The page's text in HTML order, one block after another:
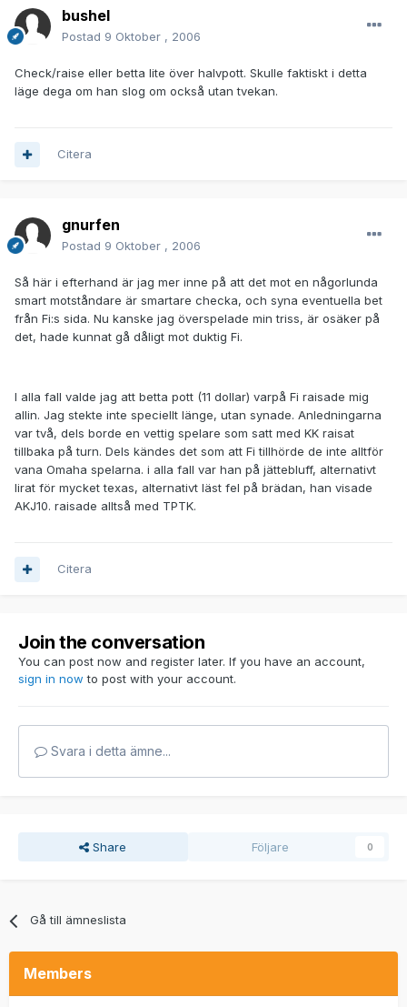
bushel
Postad 9 Oktober , 2006
Check/raise eller betta lite över halvpott. Skulle faktiskt i detta
läge dega om han slog om också utan tvekan.
Citera
gnurfen
Postad 9 Oktober , 2006
Så här i efterhand är jag mer inne på att det mot en någorlunda
smart motståndare är smartare checka, och syna eventuella bet
från Fi:s sida. Nu kanske jag överspelade min triss, är osäker på
det, hade kunnat gå dåligt mot duktig Fi.
I alla fall valde jag att betta pott (11 dollar) varpå Fi raisade mig
allin. Jag stekte inte speciellt länge, utan synade. Anledningarna
var två, dels borde en vettig spelare som satt med KK raisat
tillbaka på turn. Dels kändes det som att Fi tillhörde de inte alltför
vana Omaha spelarna. i alla fall var han på jättebluff, alternativt
lirat för mycket texas, alternativt läst fel på brädan, han visade
AKJ10. raisade alltså med TPTK.
Citera
Join the conversation
You can post now and register later. If you have an account,
sign in now to post with your account.
Svara i detta ämne...
Share Följare 0
Gå till ämneslista
Members